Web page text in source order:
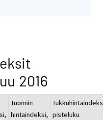
2016
Tuonnin
hintaindeksi, pisteluku